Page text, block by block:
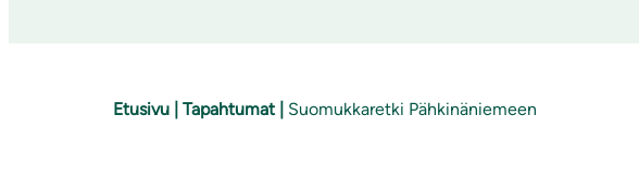
Etusivu Tapahtumat| Suomukkaretki Pähkinäniemeen